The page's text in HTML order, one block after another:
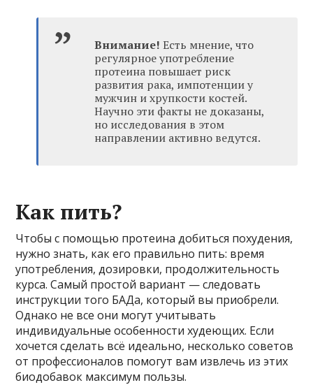
Внимание! Есть мнение, что
регулярное употребление
протеина повышает риск
развития рака, импотенции у
мужчин и хрупкости костей.
Научно эти факты не доказаны,
но исследования в этом
направлении активно ведутся.
Как пить?
Чтобы с помощью протеина добиться похудения,
нужно знать, как его правильно пить: время
употребления, дозировки, продолжительность
курса. Самый простой вариант — следовать
инструкции того БАДа, который вы приобрели.
Однако не все они могут учитывать
индивидуальные особенности худеющих. Если
хочется сделать всё идеально, несколько советов
от профессионалов помогут вам извлечь из этих
биодобавок максимум пользы.